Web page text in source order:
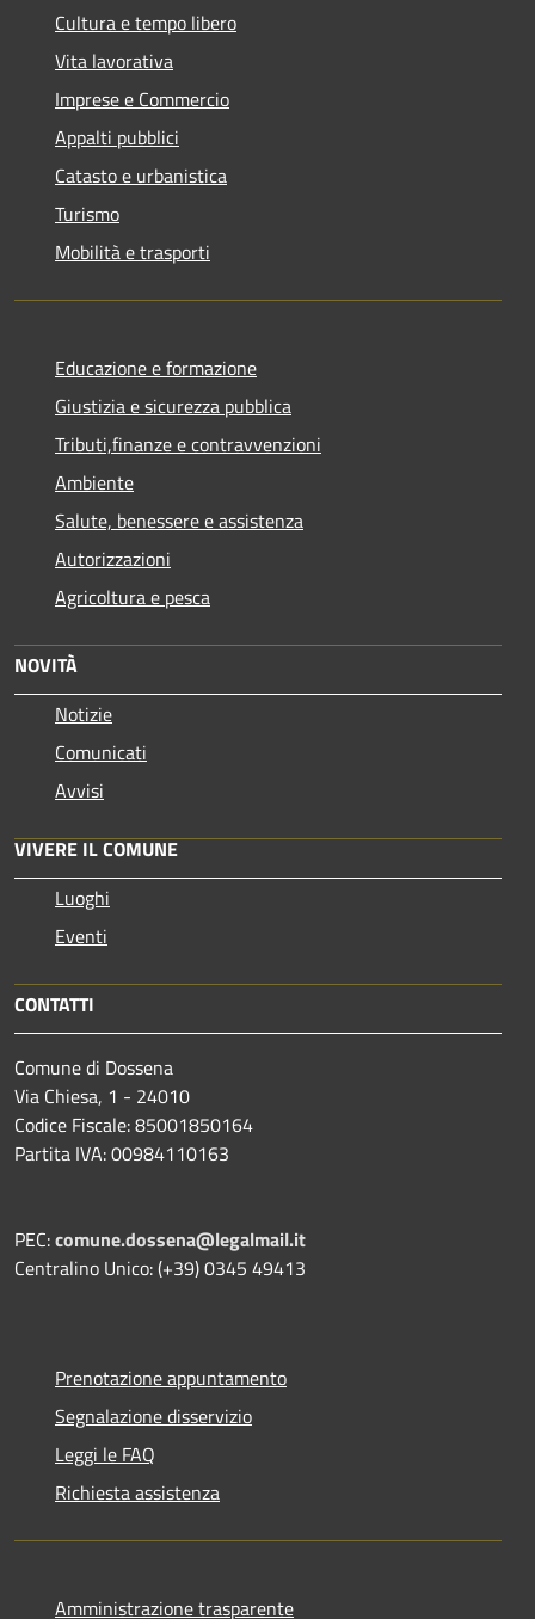
Cultura e tempo libero
Vita lavorativa
Imprese e Commercio
Appalti pubblici
Catasto e urbanistica
Turismo
Mobilità e trasporti
Educazione e formazione
Giustizia e sicurezza pubblica
Tributi,finanze e contravvenzioni
Ambiente
Salute, benessere e assistenza
Autorizzazioni
Agricoltura e pesca
NOVITÀ
Notizie
Comunicati
Avvisi
VIVERE IL COMUNE
Luoghi
Eventi
CONTATTI
Comune di Dossena
Via Chiesa, 1 - 24010
Codice Fiscale: 85001850164
Partita IVA: 00984110163
PEC:comune.dossena@legalmail.it
Centralino Unico: (+39) 0345 49413
Prenotazione appuntamento
Segnalazione disservizio
Leggi le FAQ
Richiesta assistenza
Amministrazione trasparente